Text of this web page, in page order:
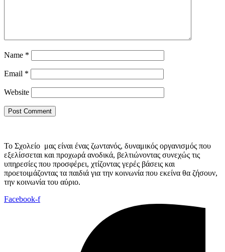
Name *
Email *
Website
Το Σχολείο μας είναι ένας ζωντανός, δυναμικός οργανισμός που
εξελίσσεται και προχωρά ανοδικά, βελτιώνοντας συνεχώς τις
υπηρεσίες που προσφέρει, χτίζοντας γερές βάσεις και
προετοιμάζοντας τα παιδιά για την κοινωνία που εκείνα θα ζήσουν,
την κοινωνία του αύριο.
Facebook-f